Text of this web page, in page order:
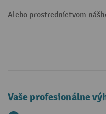
Alebo prostredníctvom
Vaše profesionálne